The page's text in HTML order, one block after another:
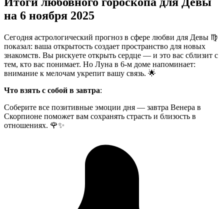
на 6 ноября 2025
Сегодня астрологический прогноз в сфере любви для Девы ♍
показал: ваша открытость создает пространство для новых
знакомств. Вы рискуете открыть сердце — и это вас сблизит с
тем, кто вас понимает. Но Луна в 6-м доме напоминает:
внимание к мелочам укрепит вашу связь. 🌟
Что взять с собой в завтра:
Соберите все позитивные эмоции дня — завтра Венера в
Скорпионе поможет вам сохранять страсть и близость в
отношениях. 🌹✨